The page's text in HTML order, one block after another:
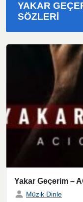
YAKAR
SÖZLERI
Yakar Geçerim –
Müzik Dinle